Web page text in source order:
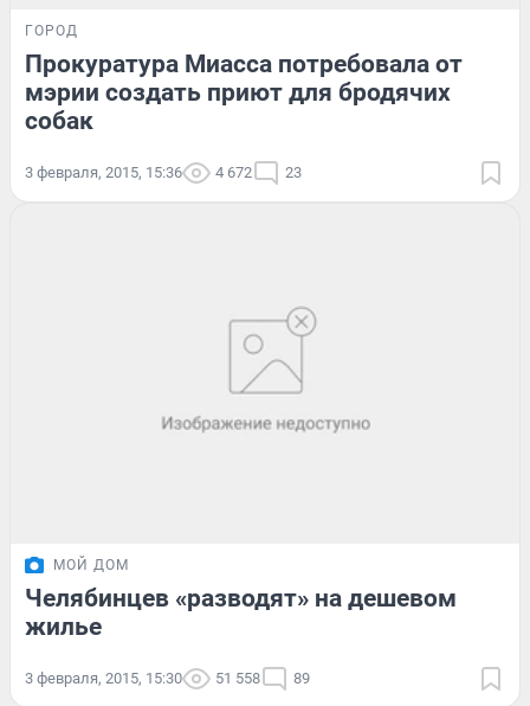
ГОРОД
Прокуратура Миасса потребовала от
мэрии создать приют для бродячих
собак
3 февраля, 2015, 15:36 4 672 23
МОЙ ДОМ
Челябинцев «разводят» на дешевом
жилье
3 февраля, 2015, 15:30 51 558 89